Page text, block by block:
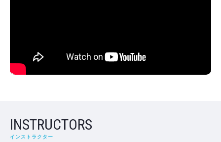
INSTRUCTORS
インストラクター